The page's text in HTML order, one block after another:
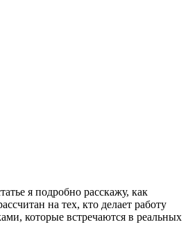
я подробно расскажу, как
на тех, кто делает работу
которые встречаются в реальных